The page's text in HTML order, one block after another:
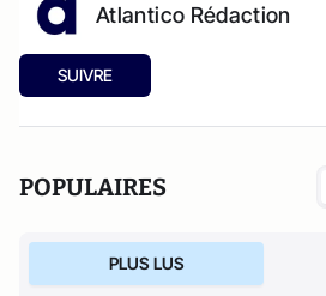
Atlantico Rédaction
SUIVRE
POPULAIRES
PLUS LUS